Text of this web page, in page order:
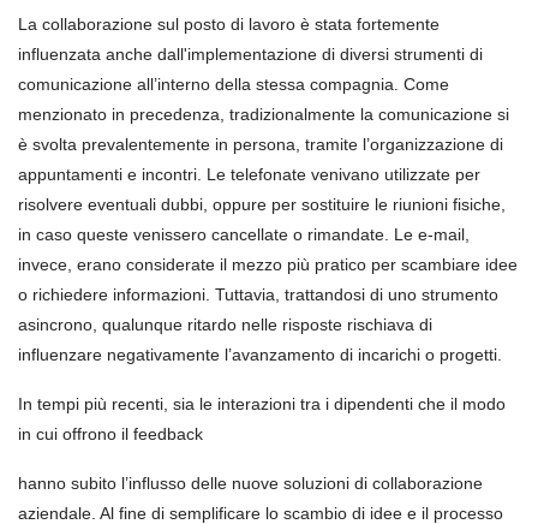
La collaborazione sul posto di lavoro è stata fortemente
influenzata anche dall'implementazione di diversi strumenti di
comunicazione all’interno della stessa compagnia. Come
menzionato in precedenza, tradizionalmente la comunicazione si
è svolta prevalentemente in persona, tramite l’organizzazione di
appuntamenti e incontri. Le telefonate venivano utilizzate per
risolvere eventuali dubbi, oppure per sostituire le riunioni fisiche,
in caso queste venissero cancellate o rimandate. Le e-mail,
invece, erano considerate il mezzo più pratico per scambiare idee
o richiedere informazioni. Tuttavia, trattandosi di uno strumento
asincrono, qualunque ritardo nelle risposte rischiava di
influenzare negativamente l’avanzamento di incarichi o progetti.
In tempi più recenti, sia le interazioni tra i dipendenti che il modo
in cui offrono il feedback
hanno subito l’influsso delle nuove soluzioni di collaborazione
aziendale. Al fine di semplificare lo scambio di idee e il processo